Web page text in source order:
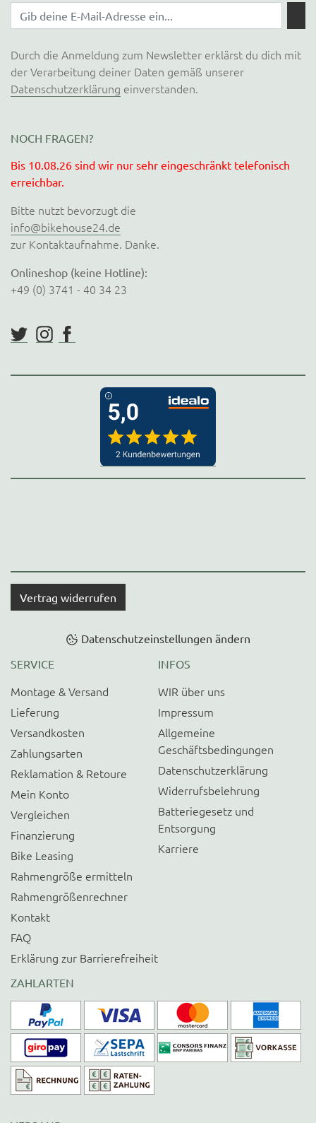
Durch die Anmeldung zum Newsletter erklärst du dich mit
der Verarbeitung deiner Daten gemäß unserer
Datenschutzerklärung einverstanden.
NOCH FRAGEN?
Bis 10.08.26 sind wir nur sehr eingeschränkt telefonisch
erreichbar.
Bitte nutzt bevorzugt die
info@bikehouse24.de
zur Kontaktaufnahme. Danke.
Onlineshop (keine Hotline):
+49 (0) 3741 - 40 34 23
Vertrag widerrufen
Datenschutzeinstellungen ändern
SERVICE
Montage & Versand
Lieferung
Versandkosten
Zahlungsarten
Reklamation & Retoure
Mein Konto
Vergleichen
Finanzierung
Bike Leasing
Rahmengröße ermitteln
Rahmengrößenrechner
Kontakt
FAQ
Erklärung zur Barrierefreiheit
INFOS
WIR über uns
Impressum
Allgemeine
Geschäftsbedingungen
Datenschutzerklärung
Widerrufsbelehrung
Batteriegesetz und
Entsorgung
Karriere
ZAHLARTEN